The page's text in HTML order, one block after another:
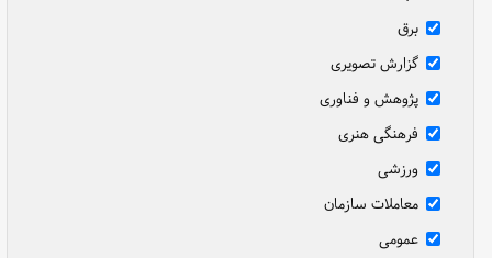
برق
گزارش تصویری
پژوهش و فناوری
فرهنگی هنری
ورزشی
معاملات سازمان
عمومی